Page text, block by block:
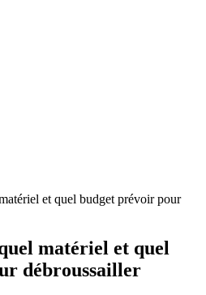
et quel budget prévoir pour
matériel et quel
débroussailler